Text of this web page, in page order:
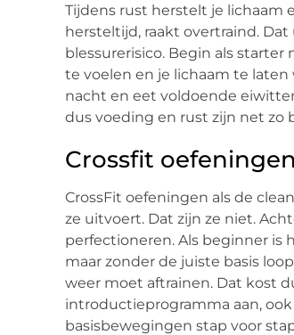
Tijdens rust herstelt je lichaam
hersteltijd, raakt overtraind.
blessurerisico. Begin als
te voelen en je lichaam te
nacht en eet voldoende
dus voeding en rust zijn net zo
Crossfit
CrossFit oefeningen als de
ze uitvoert. Dat zijn ze niet.
perfectioneren. Als beginner is
maar zonder de juiste basis
weer moet aftrainen. Dat kost
introductieprogramma aan,
basisbewegingen stap voor